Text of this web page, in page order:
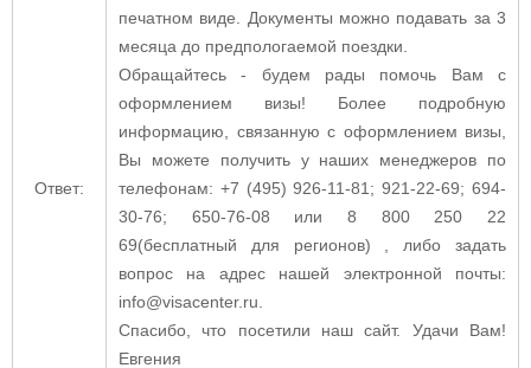
Ответ:
печатном виде. Документы можно подавать за 3
месяца до предпологаемой поездки.
Обращайтесь - будем рады помочь Вам с
оформлением визы! Более подробную
информацию, связанную с оформлением визы,
Вы можете получить у наших менеджеров по
телефонам: +7 (495) 926-11-81; 921-22-69; 694-
30-76; 650-76-08 или 8 800 250 22
69(бесплатный для регионов) , либо задать
вопрос на адрес нашей электронной почты:
info@visacenter.ru.
Спасибо, что посетили наш сайт. Удачи Вам!
Евгения